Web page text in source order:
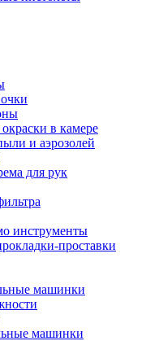
в камере
и аэрозолей
для рук
инструменты
проставки
машинки
машинки